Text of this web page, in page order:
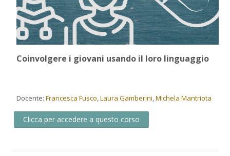
Coinvolgere i giovani usando il loro linguaggio
Docente:Francesca Fusco ,Laura Gamberini ,Michela Mantriota
Clicca per accedere a questo corso